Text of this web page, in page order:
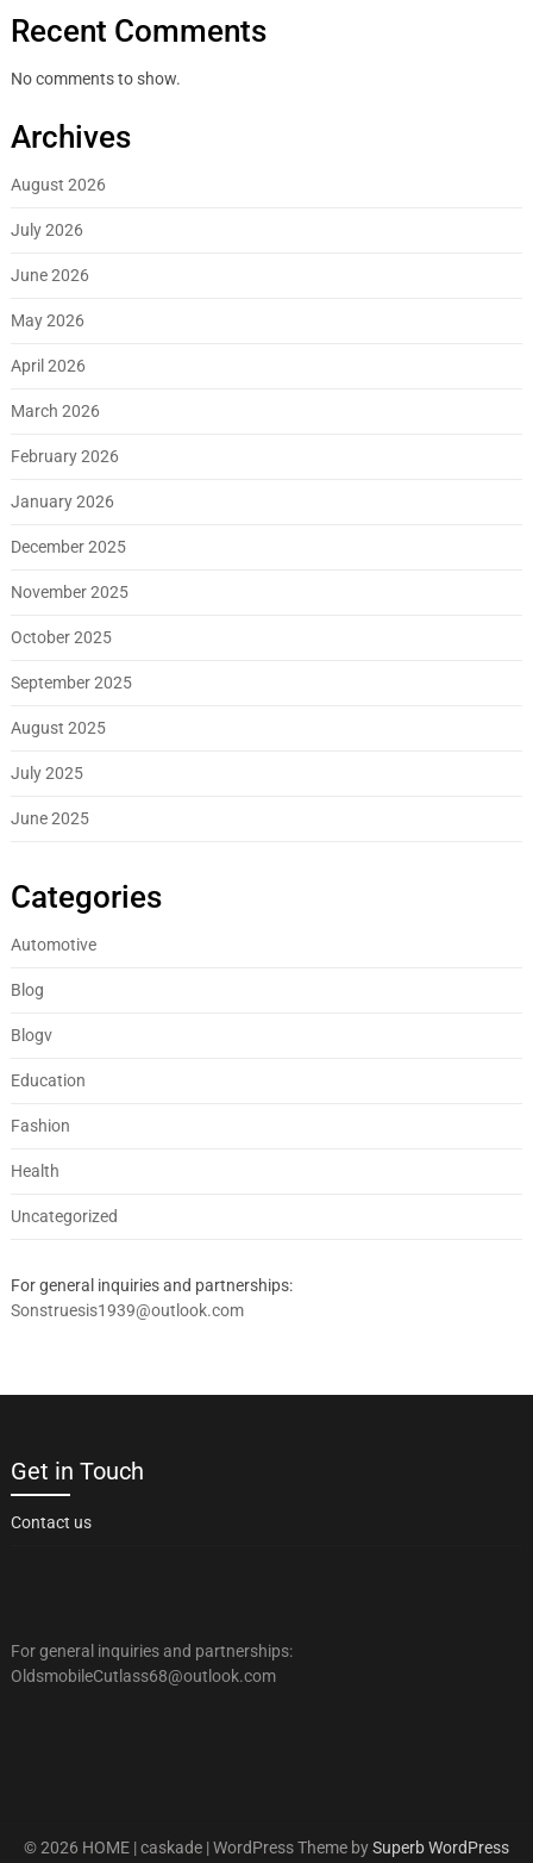
Recent Comments
No comments to show.
Archives
August 2026
July 2026
June 2026
May 2026
April 2026
March 2026
February 2026
January 2026
December 2025
November 2025
October 2025
September 2025
August 2025
July 2025
June 2025
Categories
Automotive
Blog
Blogv
Education
Fashion
Health
Uncategorized
For general inquiries and partnerships:
Sonstruesis1939@outlook.com
Get in Touch
Contact us
For general inquiries and partnerships:
OldsmobileCutlass68@outlook.com
© 2026 HOME | caskade | WordPress Theme bySuperb WordPress